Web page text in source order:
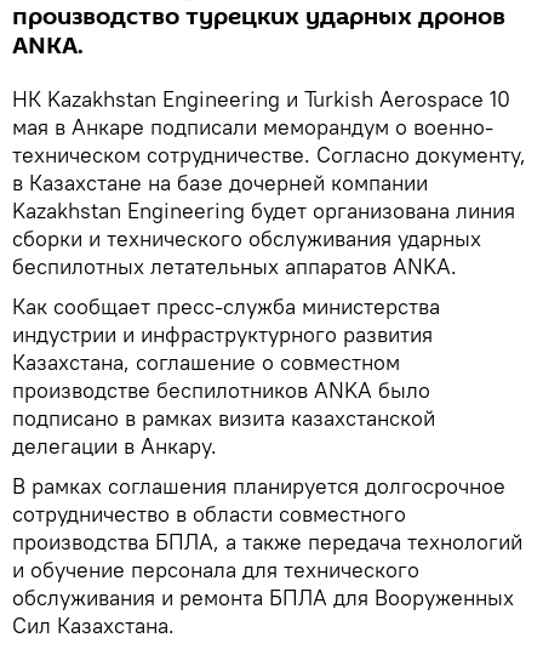
производство турецких ударных дронов
ANKA.
НК Kazakhstan Engineering и Turkish Aerospace 10
мая в Анкаре подписали меморандум о военно-
техническом сотрудничестве. Согласно документу,
в Казахстане на базе дочерней компании
Kazakhstan Engineering будет организована линия
сборки и технического обслуживания ударных
беспилотных летательных аппаратов ANKA.
Как сообщает пресс-служба министерства
индустрии и инфраструктурного развития
Казахстана, соглашение о совместном
производстве беспилотников ANKA было
подписано в рамках визита казахстанской
делегации в Анкару.
В рамках соглашения планируется долгосрочное
сотрудничество в области совместного
производства БПЛА, а также передача технологий
и обучение персонала для технического
обслуживания и ремонта БПЛА для Вооруженных
Сил Казахстана.